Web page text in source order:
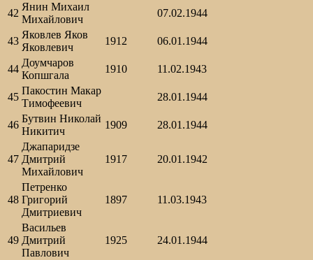
42
Янин Михаил
Михайлович
07.02.1944
43
Яковлев Яков
Яковлевич
1912 06.01.1944
44
Доумчаров
Копшгала
1910 11.02.1943
45
Пакостин Макар
Тимофеевич
28.01.1944
46
Бутвин Николай
Никитич
1909 28.01.1944
47
Джапаридзе
Дмитрий
Михайлович
1917 20.01.1942
48
Петренко
Григорий
Дмитриевич
1897 11.03.1943
49
Васильев
Дмитрий
Павлович
1925 24.01.1944